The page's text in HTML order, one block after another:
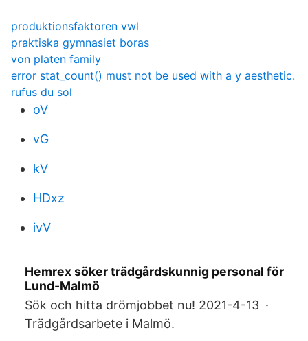
produktionsfaktoren vwl
praktiska gymnasiet boras
von platen family
error stat_count() must not be used with a y aesthetic.
rufus du sol
oV
vG
kV
HDxz
ivV
Hemrex söker trädgårdskunnig personal för
Lund-Malmö
Sök och hitta drömjobbet nu! 2021-4-13 ·
Trädgårdsarbete i Malmö.